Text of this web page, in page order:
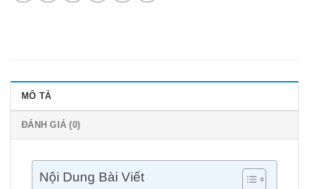
MÔ TẢ
ĐÁNH GIÁ (0)
Nội Dung Bài Viết